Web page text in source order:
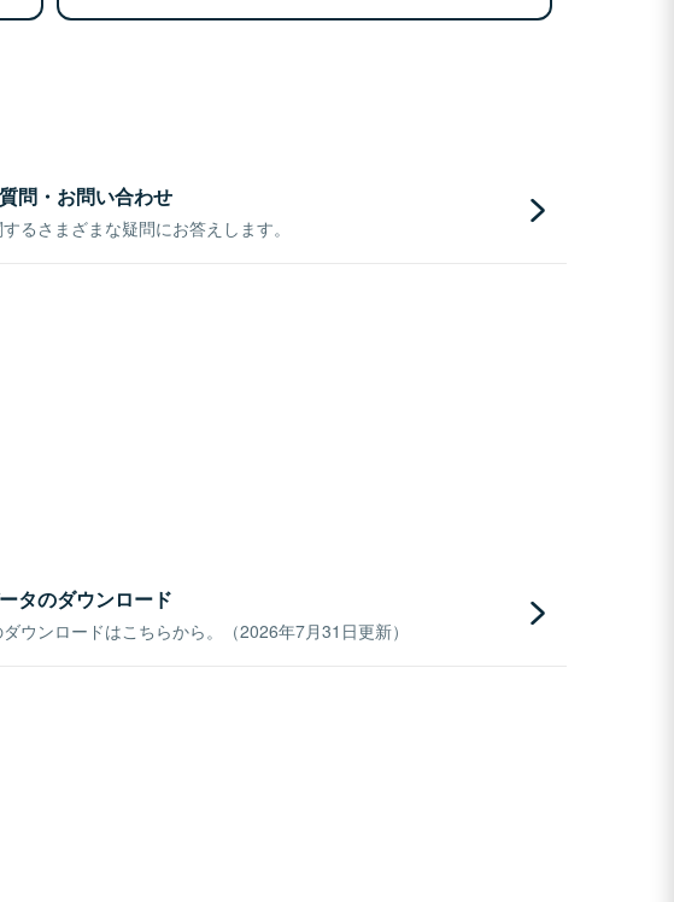
問・お問い合わせ
るさまざまな疑問にお答えします。
タのダウンロード
ウンロードはこちらから。（2026年7月31日更新）